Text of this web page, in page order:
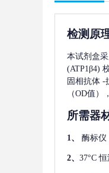
检测原
本试剂盒
(ATP1β4)
固相抗体 -
（OD值
所需器
1、 酶标仪
2、 37°C